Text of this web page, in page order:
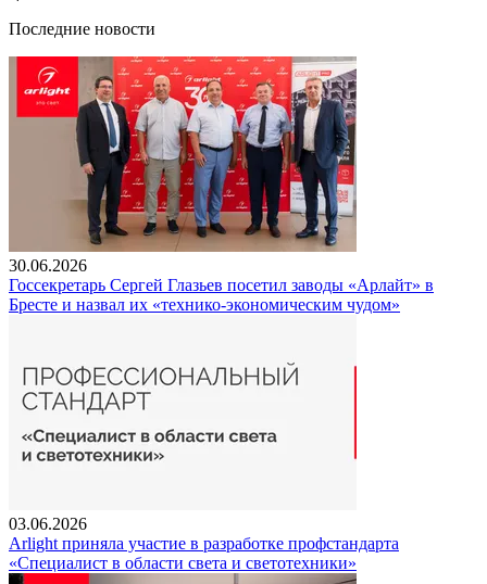
Последние новости
30.06.2026
Госсекретарь Сергей Глазьев посетил заводы «Арлайт» в
Бресте и назвал их «технико-экономическим чудом»
03.06.2026
Arlight приняла участие в разработке профстандарта
«Специалист в области света и светотехники»